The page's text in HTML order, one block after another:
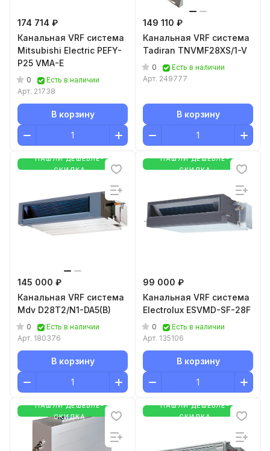
174 714 ₽
Канальная VRF система
Mitsubishi Electric PEFY-
P25 VMA-E
0
Есть в наличии
Арт. 21738
В корзину
149 110 ₽
Канальная VRF система
Tadiran TNVMF28XS/1-V
0
Есть в наличии
Арт. 249777
В корзину
НАШЛИ ДЕШЕВЛЕ-
СКИДКА
145 000 ₽
Канальная VRF система
Mdv D28T2/N1-DA5(B)
0
Есть в наличии
Арт. 180376
В корзину
НАШЛИ ДЕШЕВЛЕ-
СКИДКА
99 000 ₽
Канальная VRF система
Electrolux ESVMD-SF-28F
0
Есть в наличии
Арт. 135106
В корзину
НАШЛИ ДЕШЕВЛЕ-
СКИДКА
НАШЛИ ДЕШЕВЛЕ-
СКИДКА